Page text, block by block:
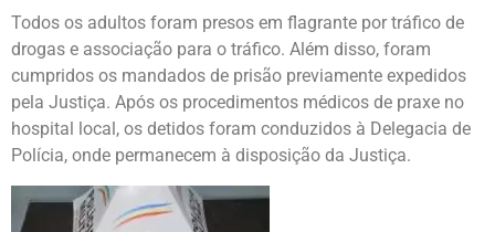
Todos os adultos foram presos em flagrante por tráfico de
drogas e associação para o tráfico. Além disso, foram
cumpridos os mandados de prisão previamente expedidos
pela Justiça. Após os procedimentos médicos de praxe no
hospital local, os detidos foram conduzidos à Delegacia de
Polícia, onde permanecem à disposição da Justiça.